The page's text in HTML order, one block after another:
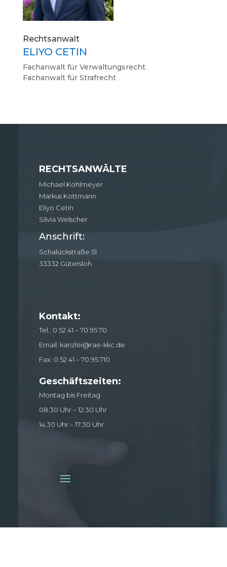
Rechtsanwalt
ELIYO CETIN
Fachanwalt für Verwaltungsrecht
Fachanwalt für Strafrecht
RECHTSANWÄLTE
Michael Kohlmeyer
Markus Kottmann
Eliyo Cetin
Silvia Welscher
Anschrift:
Schalückstraße 51
33332 Gütersloh
Kontakt:
Tel.: 0 52 41 – 70 95 70
Email: kanzlei@rae-kkc.de
Fax: 0 52 41 – 70 95 710
Geschäftszeiten:
Montag bis Freitag
08:30 Uhr – 12:30 Uhr
14:30 Uhr – 17:30 Uhr